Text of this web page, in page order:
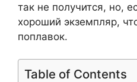
так не получится, но,
хороший экземпляр,
поплавок.
Table of Contents